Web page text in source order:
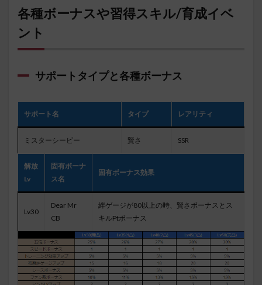
各種ボーナスや習得スキル/育成イベ
ント
サポートタイプと各種ボーナス
サポート名 タイプ レアリティ
ミスターシービー 賢さ SSR
解放
Lv
固有ボーナ
ス名
固有ボーナス効果
Lv30
Dear Mr
CB
絆ゲージが80以上の時、賢さボーナスとス
キルPtボーナス